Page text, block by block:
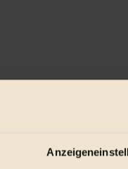
Bei »ReefCalendar